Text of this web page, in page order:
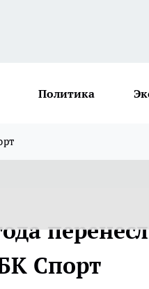
Политика
Спорт